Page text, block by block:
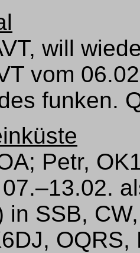
will
vom
funken.
Petr,
in SSB,
OQRS,